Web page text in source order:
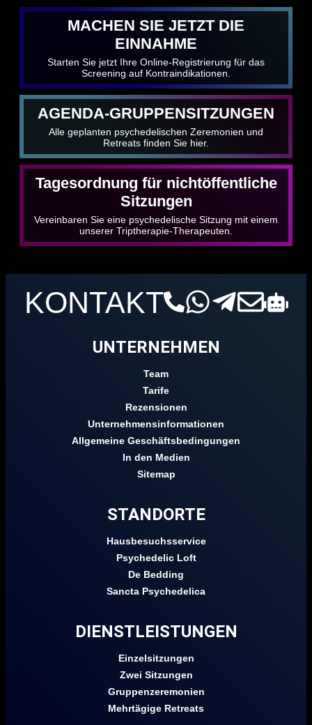
MACHEN SIE JETZT DIE
EINNAHME
Starten Sie jetzt Ihre Online-Registrierung für das
Screening auf Kontraindikationen.
AGENDA-GRUPPENSITZUNGEN
Alle geplanten psychedelischen Zeremonien und
Retreats finden Sie hier.
Tagesordnung für nichtöffentliche
Sitzungen
Vereinbaren Sie eine psychedelische Sitzung mit einem
unserer Triptherapie-Therapeuten.
KONTAKT
UNTERNEHMEN
Team
Tarife
Rezensionen
Unternehmensinformationen
Allgemeine Geschäftsbedingungen
In den Medien
Sitemap
STANDORTE
Hausbesuchsservice
Psychedelic Loft
De Bedding
Sancta Psychedelica
DIENSTLEISTUNGEN
Einzelsitzungen
Zwei Sitzungen
Gruppenzeremonien
Mehrtägige Retreats